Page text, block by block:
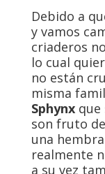
Debido a
y vamos
criaderos
lo cual
no están
misma
Sphynxque
son fruto
una
realmente
a su vez